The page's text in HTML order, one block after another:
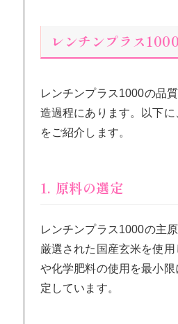
レンチンプラス
レンチンプラス1000の品
造過程にあります。以下
をご紹介します。
1. 原料の選定
レンチンプラス1000の主
厳選された国産玄米を使
や化学肥料の使用を最小
定しています。